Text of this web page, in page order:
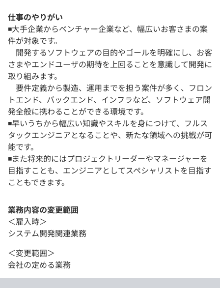
仕事のやりがい
◾️大手企業からベンチャー企業など、幅広いお客さまの案
件が対象です。
開発するソフトウェアの目的やゴールを明確にし、お客
さまやエンドユーザの期待を上回ることを意識して開発に
取り組みます。
要件定義から製造、運用までを担う案件が多く、フロン
トエンド、バックエンド、インフラなど、ソフトウェア開
発全般に携わることができる環境です。
◾️早いうちから幅広い知識やスキルを身につけて、フルス
タックエンジニアとなることや、新たな領域への挑戦が可
能です。
◾️また将来的にはプロジェクトリーダーやマネージャーを
目指すことも、エンジニアとしてスペシャリストを目指す
こともできます。
業務内容の変更範囲
＜雇入時＞
システム開発関連業務
＜変更範囲＞
会社の定める業務